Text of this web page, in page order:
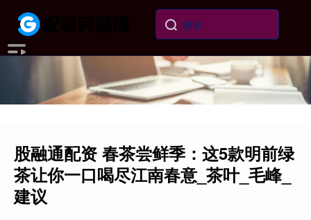
股融通配资 春茶尝鲜季：这5款明前绿
茶让你一口喝尽江南春意_茶叶_毛峰_
建议